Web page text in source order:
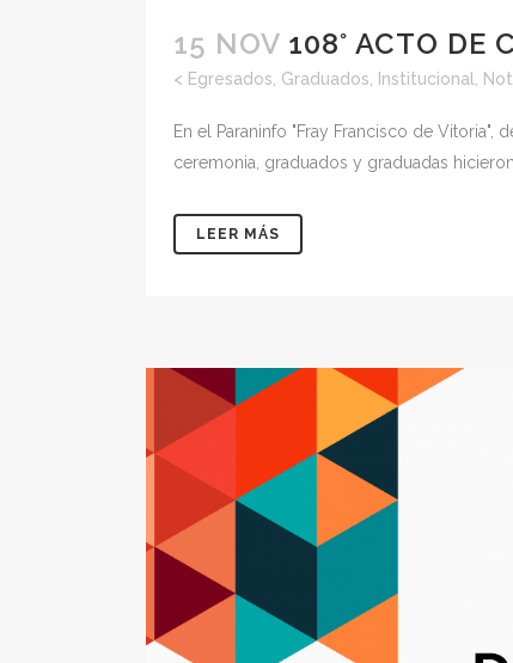
15 NOV 108° ACTO DE
< Egresados Graduados Institucional
En el Paraninfo "Fray Francisco de
ceremonia, graduados y graduadas
LEER MÁS